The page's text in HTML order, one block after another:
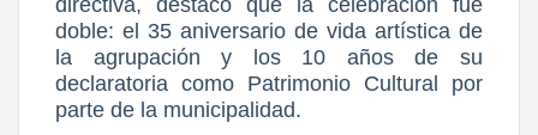
doble: el 35 aniversario de vida artística de
la agrupación y los 10 años de su
declaratoria como Patrimonio Cultural por
parte de la municipalidad.